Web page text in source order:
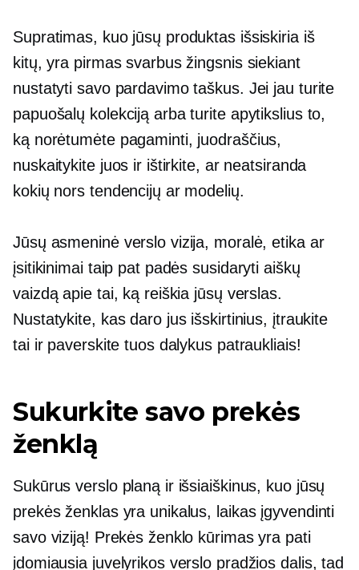
Supratimas, kuo jūsų produktas išsiskiria iš
kitų, yra pirmas svarbus žingsnis siekiant
nustatyti savo pardavimo taškus. Jei jau turite
papuošalų kolekciją arba turite apytikslius to,
ką norėtumėte pagaminti, juodraščius,
nuskaitykite juos ir ištirkite, ar neatsiranda
kokių nors tendencijų ar modelių.
Jūsų asmeninė verslo vizija, moralė, etika ar
įsitikinimai taip pat padės susidaryti aiškų
vaizdą apie tai, ką reiškia jūsų verslas.
Nustatykite, kas daro jus išskirtinius, įtraukite
tai ir paverskite tuos dalykus patraukliais!
Sukurkite savo prekės
ženklą
Sukūrus verslo planą ir išsiaiškinus, kuo jūsų
prekės ženklas yra unikalus, laikas įgyvendinti
savo viziją! Prekės ženklo kūrimas yra pati
įdomiausia juvelyrikos verslo pradžios dalis, tad